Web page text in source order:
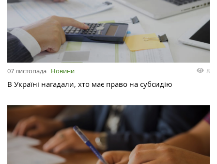
07 листопада Новини 8
В Україні нагадали, хто має право на субсидію